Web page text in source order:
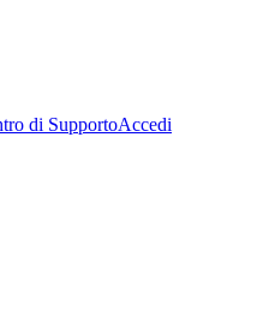
di SupportoAccedi